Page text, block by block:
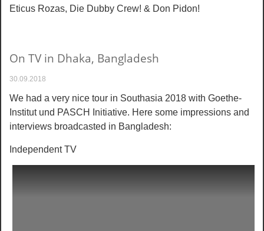
Eticus Rozas, Die Dubby Crew! & Don Pidon!
On TV in Dhaka, Bangladesh
30.09.2018
We had a very nice tour in Southasia 2018 with Goethe-
Institut und PASCH Initiative. Here some impressions and
interviews broadcasted in Bangladesh:
Independent TV